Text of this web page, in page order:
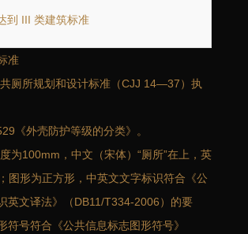
到 III 类建筑标准
准
所规划和设计标准（CJJ 14—37）执
外壳防护等级的分类》。
100mm，中文（宋体）“厕所”在上，英
图形为正方形，中英文文字标识符合《公
英文译法》（DB11/T334-2006）的要
符号符合《公共信息标志图形符号》